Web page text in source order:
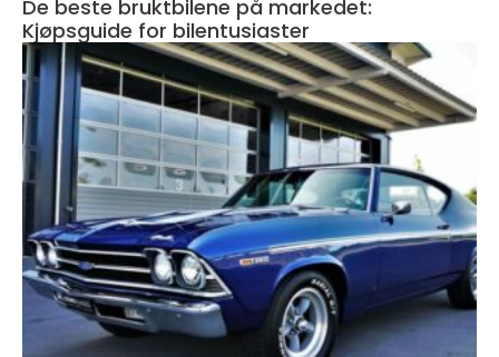
De beste bruktbilene på markedet:
Kjøpsguide for bilentusiaster